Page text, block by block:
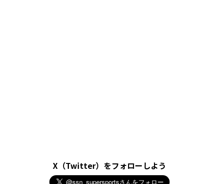
X（Twitter）をフォローしよう